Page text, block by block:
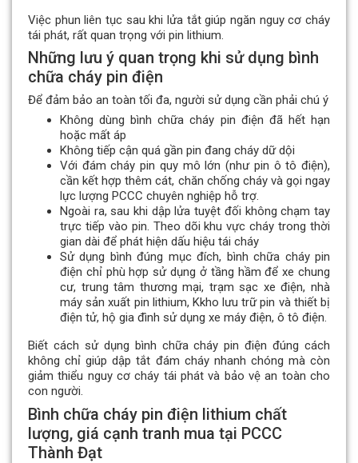
Việc phun liên tục sau khi lửa tắt giúp ngăn nguy cơ cháy
tái phát, rất quan trọng với pin lithium.
Những lưu ý quan trọng khi sử dụng bình
chữa cháy pin điện
Để đảm bảo an toàn tối đa, người sử dụng cần phải chú ý
Không dùng bình chữa cháy pin điện đã hết hạn
hoặc mất áp
Không tiếp cận quá gần pin đang cháy dữ dội
Với đám cháy pin quy mô lớn (như pin ô tô điện),
cần kết hợp thêm cát, chăn chống cháy và gọi ngay
lực lượng PCCC chuyên nghiệp hỗ trợ.
Ngoài ra, sau khi dập lửa tuyệt đối không chạm tay
trực tiếp vào pin. Theo dõi khu vực cháy trong thời
gian dài để phát hiện dấu hiệu tái cháy
Sử dụng bình đúng mục đích, bình chữa cháy pin
điện chỉ phù hợp sử dụng ở tầng hầm để xe chung
cư, trung tâm thương mại, trạm sạc xe điện, nhà
máy sản xuất pin lithium, Kkho lưu trữ pin và thiết bị
điện tử, hộ gia đình sử dụng xe máy điện, ô tô điện.
Biết cách sử dụng bình chữa cháy pin điện đúng cách
không chỉ giúp dập tắt đám cháy nhanh chóng mà còn
giảm thiểu nguy cơ cháy tái phát và bảo vệ an toàn cho
con người.
Bình chữa cháy pin điện lithium chất
lượng, giá cạnh tranh mua tại PCCC
Thành Đạt